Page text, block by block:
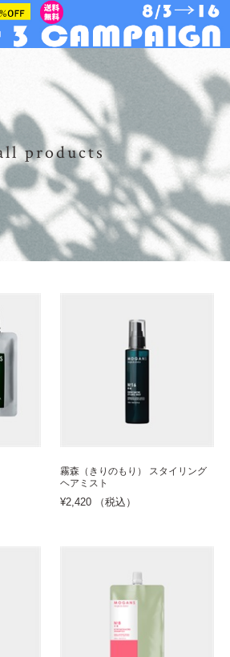
products
霧森（きりのもり） スタイリング
ヘアミスト
¥2,420 （税込）